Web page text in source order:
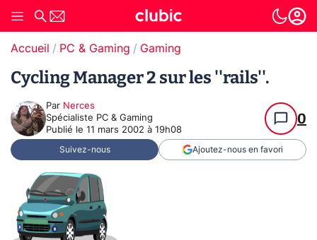
Accueil PC & Gaming Gaming
Cycling Manager 2 sur les ''rails''.
Par Nerces
Spécialiste PC & Gaming
Publié le 11 mars 2002 à 19h08
0
Suivez-nous Ajoutez-nous en favori